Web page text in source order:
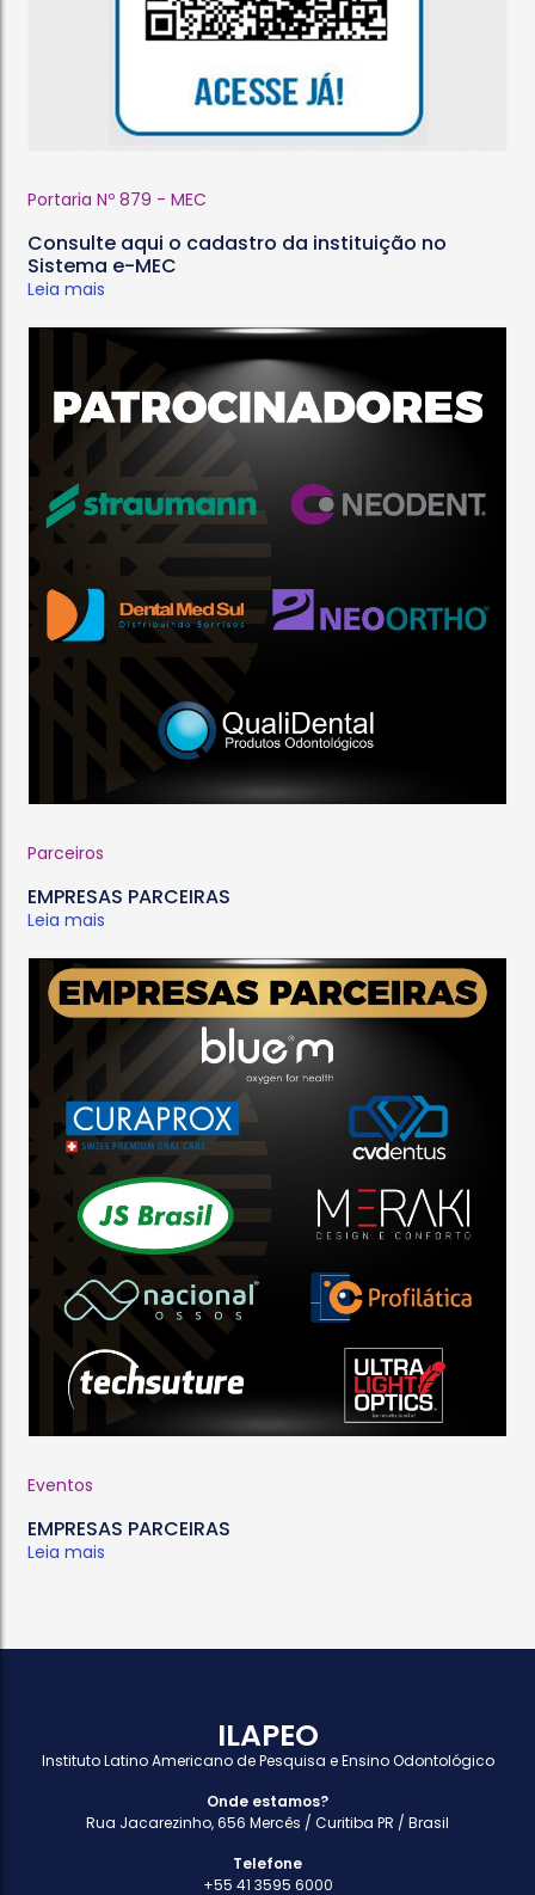
Portaria Nº 879 - MEC
Consulte aqui o cadastro da instituição no
Sistema e-MEC
Leia mais
Parceiros
EMPRESAS PARCEIRAS
Leia mais
Eventos
EMPRESAS PARCEIRAS
Leia mais
ILAPEO
Instituto Latino Americano de Pesquisa e Ensino Odontológico
Onde estamos?
Rua Jacarezinho, 656 Mercês / Curitiba PR / Brasil
Telefone
+55 41 3595 6000